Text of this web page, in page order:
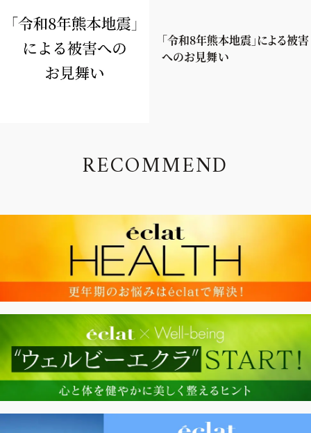
「令和8年熊本地震」による被害
へのお見舞い
RECOMMEND